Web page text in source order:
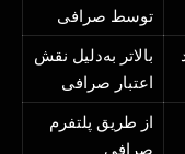
توسط صرافی
بالاتر به‌دلیل نقش
اعتبار صرافی
از طریق پلتفرم
صرافی